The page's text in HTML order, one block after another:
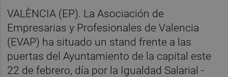
VALÈNCIA (EP). La Asociación de
Empresarias y Profesionales de Valencia
(EVAP) ha situado un stand frente a las
puertas del Ayuntamiento de la capital este
22 de febrero, día por la Igualdad Salarial -